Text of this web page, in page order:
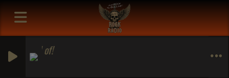
Heard of!